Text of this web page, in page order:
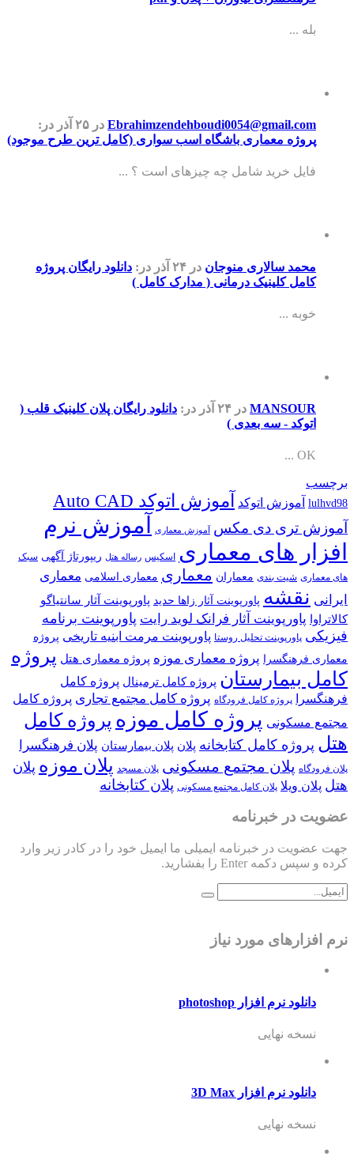
بله ...
Ebrahimzendehboudi0054@gmail.com در ۲۵ آذر
در:
پروژه معماری باشگاه اسب سواری (کامل ترین طرح موجود)
فایل خرید شامل چه چیزهای است ؟ ...
محمد سالاری منوجان در ۲۴ آذر در: دانلود رایگان پروژه
کامل کلینیک درمانی ( مدارک کامل )
خوبه ...
MANSOUR در ۲۴ آذر در: دانلود رایگان پلان کلینیک قلب (
اتوکد - سه بعدی )
OK ...
برچسب
lulhvd98 آموزش اتوکد آموزش اتوکد Auto CAD
آموزش تری دی مکس آموزش معماری
آموزش نرم
افزار های معماری اسکیس رساله هتل ریپورتاژ آگهی سبک
های معماری شیت بندی معماران معماری معماری اسلامی معماری
ایرانی نقشه پاورپوینت آثار زاها حدید پاورپوینت آثار سانتیاگو
کالاتراوا پاورپوینت آثار فرانک لوید رایت پاورپوینت برنامه
فیزیکی پاورپوینت تحلیل روستا پاورپوینت مرمت ابنیه تاریخی پروژه
معماری فرهنگسرا پروژه معماری موزه پروژه معماری هتل پروژه
کامل بیمارستان پروژه کامل ترمینال پروژه کامل
فرهنگسرا
پروژه کامل فرودگاه پروژه کامل مجتمع تجاری پروژه کامل
مجتمع مسکونی پروژه کامل موزه پروژه کامل
هتل پروژه کامل کتابخانه پلان پلان بیمارستان پلان فرهنگسرا
پلان فرودگاه پلان مجتمع مسکونی پلان مسجد پلان موزه پلان
هتل پلان ویلا پلان کامل مجتمع مسکونی پلان کتابخانه
عضویت در خبرنامه
جهت عضویت در خبرنامه ایمیلی ما ایمیل خود را در کادر زیر وارد
کرده و سپس دکمه Enter را بفشارید.
نرم افزارهای مورد نیاز
دانلود نرم افزار photoshop
نسخه نهایی
دانلود نرم افزار 3D Max
نسخه نهایی